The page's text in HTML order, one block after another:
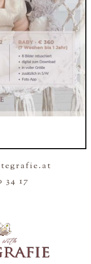
17